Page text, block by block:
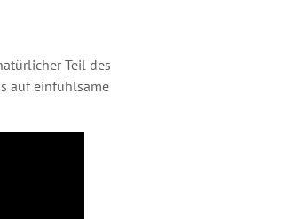
Teil des
auf einfühlsame